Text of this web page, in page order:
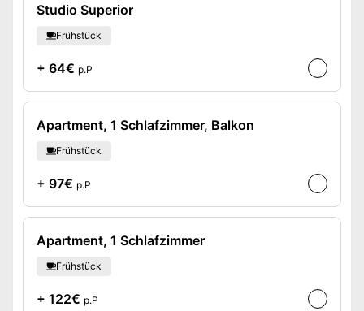
Studio Superior
Frühstück
+ 64€ p.P
Apartment, 1 Schlafzimmer, Balkon
Frühstück
+ 97€ p.P
Apartment, 1 Schlafzimmer
Frühstück
+ 122€ p.P